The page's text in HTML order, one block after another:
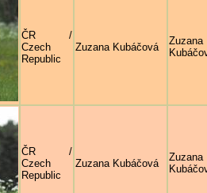
ČR /
Czech
Republic
Zuzana Kubáčová
Zuzana
ČR /
Czech
Republic
Zuzana Kubáčová
Zuzana